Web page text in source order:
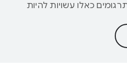
כאלו עשויות להיות